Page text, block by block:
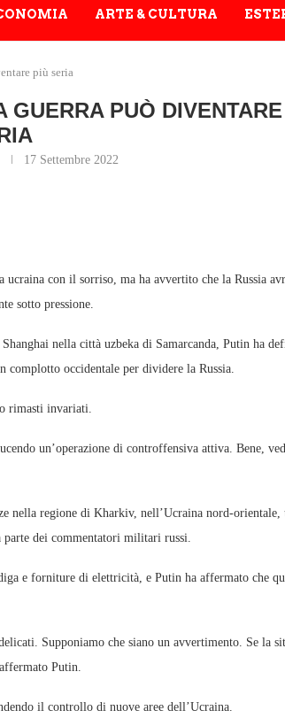
ARTE & CULTURA
più seria
GUERRA PUÒ
17 Settembre 2022
con il sorriso, ma ha avvertito che la Russia
sotto pressione.
nella città uzbeka di Samarcanda, Putin ha
complotto occidentale per dividere la Russia.
rimasti invariati.
un’operazione di controffensiva attiva. Bene,
nella regione di Kharkiv, nell’Ucraina nord-orientale,
parte dei commentatori militari russi.
e forniture di elettricità, e Putin ha affermato che
Supponiamo che siano un avvertimento. Se la
Putin.
il controllo di nuove aree dell’Ucraina.